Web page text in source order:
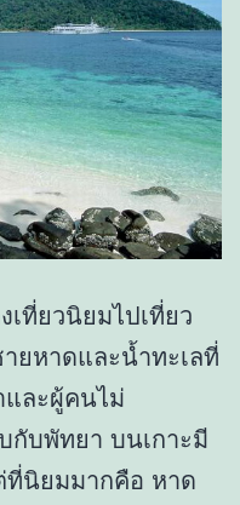
เที่ยวนิยมไปเที่ยว
ยหาดและน้ำทะเลที่
ละผู้คนไม่
กับพัทยา บนเกาะมี
ที่นิยมมากคือ หาด